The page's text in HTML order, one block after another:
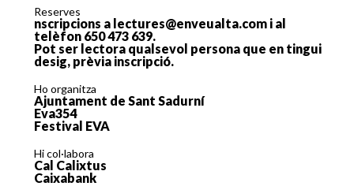
Reserves
nscripcions a lectures@enveualta.com i al
telèfon 650 473 639.
Pot ser lectora qualsevol persona que en tingui
desig, prèvia inscripció.
Ho organitza
Ajuntament de Sant Sadurní
Eva354
Festival EVA
Hi col·labora
Cal Calixtus
Caixabank